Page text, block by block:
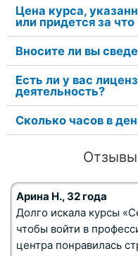
Цена курса,
или придется за
Вносите ли вы
Есть ли у вас
деятельность?
Сколько часов в
Арина Н., 32 года
Долго искала курсы
чтобы войти в
центра понравилась